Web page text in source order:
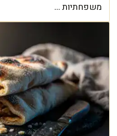
משפחתיות ...